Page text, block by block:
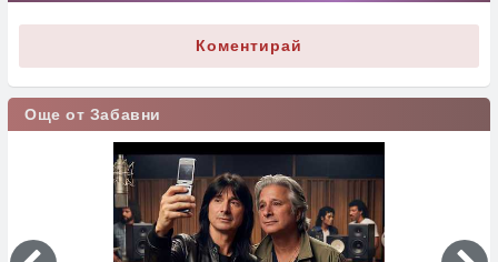
Коментирай
Още от Забавни